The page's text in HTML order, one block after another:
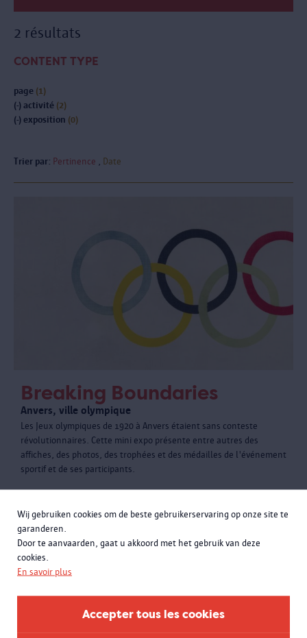
Wij gebruiken cookies om de beste gebruikerservaring op onze site te
garanderen.
Door te aanvaarden, gaat u akkoord met het gebruik van deze
cookies.
En savoir plus
Accepter tous les cookies
2 résultats
CONTENT TYPE
page (1)
(-) activité (2)
(-) exposition (0)
Trier par: Pertinence Date
Breaking Boundaries
Anvers, ville olympique
Les Jeux olympiques de 1920 à Anvers étaient sans conteste
révolutionnaires. Cette mini expo présente entre autres des
affiches, des photos, des trophées et des médailles de l'événement
sportif et de ses participants.